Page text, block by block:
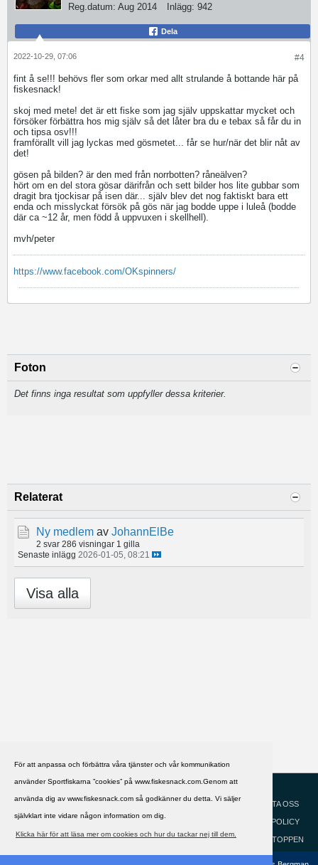
För att anpassa och förbättra våra tjänster och vår kommunikation
använder Sportfiskarna ”cookies” på www.fiskesnack.com.Genom att
använda dig av www.fiskesnack.com så godkänner du detta. Vi säljer
självklart inte vidare någon information om dig.
Klicka här för att läsa mer om cookies och hur du tackar nej till dem.
Reg.datum: Aug 2014 Inlägg: 942
Dela
#4
2022-10-29, 07:06
fint å se!!! behövs fler som orkar med allt strulande å bottande här på
fiskesnack!
skoj med mete! det är ett fiske som jag själv uppskattar mycket och
försöker förbättra hos mig själv så det låter bra du e tebax så får du in
och tipsa osv!!!
framförallt vill jag lyckas med gösmetet... får se hur/när det blir nåt av
det!
gösen på bilden? är den med från norrbotten? råneälven?
hört om en del stora gösar därifrån och sett bilder hos lite gubbar som
dragit bra tjockisar på isen där... själv blev det nog faktiskt bara ett
enda och misslyckat försök på gös när jag bodde uppe i luleå (bodde
där ca ~12 år, men född å uppvuxen i skellhell).
mvh/peter
https://www.facebook.com/OKspinners/
Foton
Det finns inga resultat som uppfyller dessa kriterier.
Relaterat
Ny medlem av JohannElBe
2 svar 286 visningar 1 gilla
Senaste inlägg 2026-01-05, 08:21
Visa alla
HJÄLP
KONTAKTA OSS
COOKIEPOLICY
GÅ TILL TOPPEN